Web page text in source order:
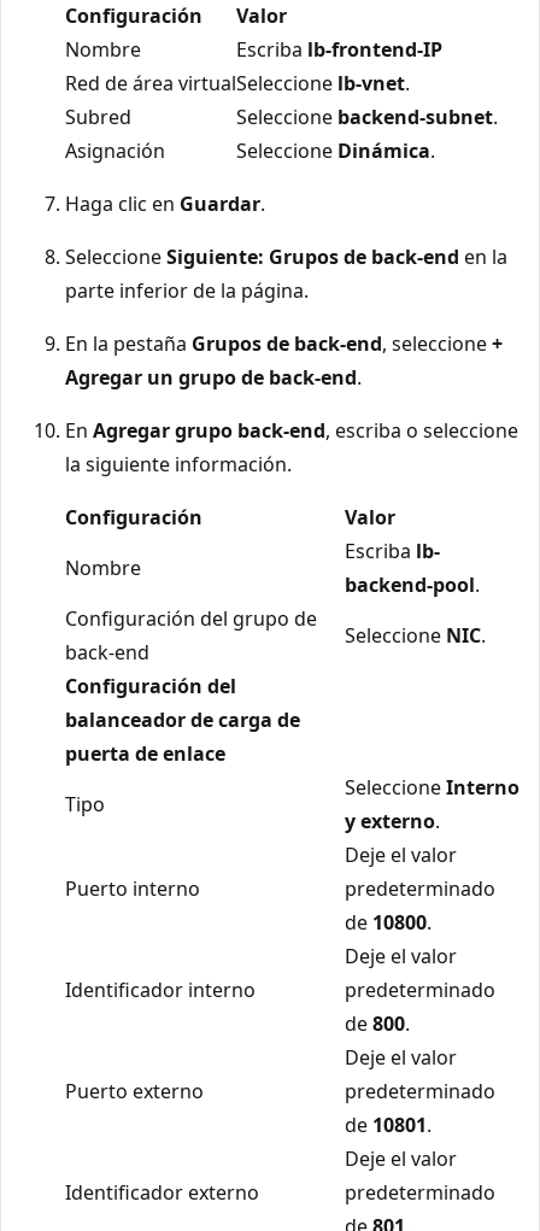
Configuración
Valor
Nombre
Escriba lb-frontend-IP
Red de área virtualSeleccione lb-vnet.
Subred
Seleccione backend-subnet.
Asignación
Seleccione Dinámica.
Haga clic en Guardar.
SeleccioneSiguiente: Grupos de back-end en la
parte inferior de la página.
En la pestaña Grupos de back-end, seleccione+
Agregar un grupo de back-end.
En Agregar grupo back-end, escriba o seleccione
la siguiente información.
Configuración
Valor
Nombre
Escriba lb-
backend-pool.
Configuración del grupo de
back-end
Seleccione NIC.
Configuración del
balanceador de carga de
puerta de enlace
Tipo
SeleccioneInterno
y externo.
Puerto interno
Deje el valor
predeterminado
de 10800.
Identificador interno
Deje el valor
predeterminado
de800.
Puerto externo
Deje el valor
predeterminado
de 10801.
Identificador externo
Deje el valor
predeterminado